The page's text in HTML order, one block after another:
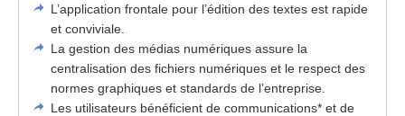
L’application frontale pour l’édition des textes est rapide
et conviviale.
La gestion des médias numériques assure la
centralisation des fichiers numériques et le respect des
normes graphiques et standards de l’entreprise.
Les utilisateurs bénéficient de communications* et de